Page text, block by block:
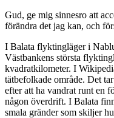
Gud, ge mig sinnesro att
förändra det jag kan, och
I Balata flyktingläger i
Västbankens största
kvadratkilometer. I
tätbefolkade område. Det
efter att ha vandrat runt en
någon överdrift. I Balata
smala gränder som skiljer